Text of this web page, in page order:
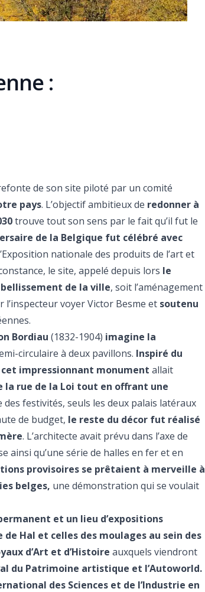
:
de son site piloté par un comité
pays. L’objectif ambitieux de redonner à
trouve tout son sens par le fait qu’il fut le
de la Belgique fut célébré avec
nationale des produits de l’art et
le site, appelé depuis lors le
de la ville, soit l’aménagement
l’inspecteur voyer Victor Besme et soutenu
Bordiau (1832-1904) imagine la
circulaire à deux pavillons. Inspiré du
cet impressionnant monument allait
la rue de la Loi tout en offrant une
des festivités, seuls les deux palais latéraux
de budget, le reste du décor fut réalisé
. L’architecte avait prévu dans l’axe de
ainsi qu’une série de halles en fer et en
provisoires se prêtaient à merveille à
belges, une démonstration qui se voulait
et un lieu d’expositions
Hal et celles des moulages au sein des
d’Art et d’Histoire auxquels viendront
du Patrimoine artistique et l’Autoworld.
des Sciences et de l’Industrie en